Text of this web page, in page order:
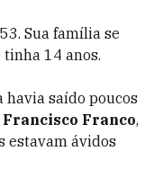
Sua família se
14 anos.
havia saído poucos
Francisco Franco,
estavam ávidos